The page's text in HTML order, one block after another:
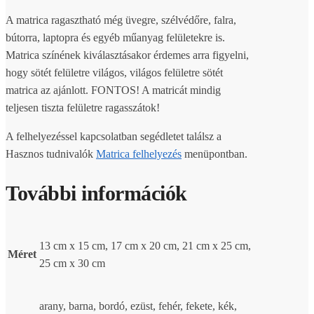
A matrica ragasztható még üvegre, szélvédőre, falra,
bútorra, laptopra és egyéb műanyag felületekre is.
Matrica színének kiválasztásakor érdemes arra figyelni,
hogy sötét felületre világos, világos felületre sötét
matrica az ajánlott. FONTOS! A matricát mindig
teljesen tiszta felületre ragasszátok!
A felhelyezéssel kapcsolatban segédletet találsz a
Hasznos tudnivalók Matrica felhelyezés menüpontban.
További információk
Méret
13 cm x 15 cm, 17 cm x 20 cm, 21 cm x 25 cm,
25 cm x 30 cm
arany, barna, bordó, ezüst, fehér, fekete, kék,